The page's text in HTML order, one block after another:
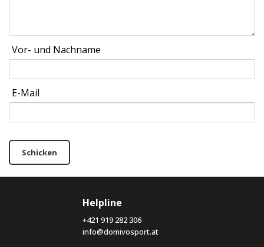
Vor- und Nachname
E-Mail
Schicken
Helpline
+421 919 282 306
info@domivosport.at